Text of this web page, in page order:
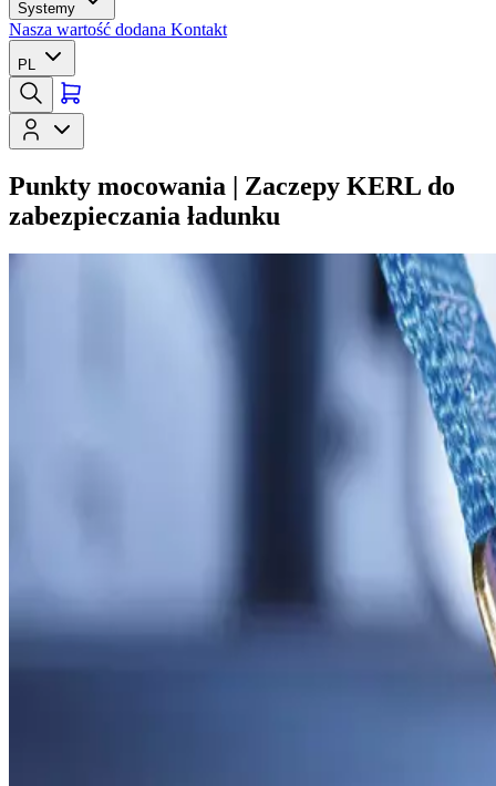
Systemy
Nasza wartość dodana Kontakt
PL
Punkty mocowania | Zaczepy KERL do
zabezpieczania ładunku